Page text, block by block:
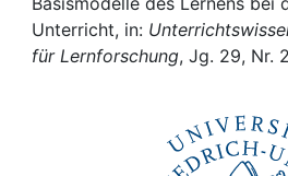
Help
Unterricht, in:
für Lernforschung, Jg. 29, Nr.